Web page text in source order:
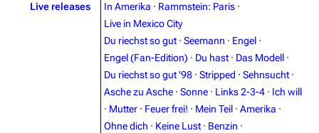
3.4K 12 290.4K
Live releases
In Amerika · Rammstein: Paris ·
Live in Mexico City
Du riechst so gut · Seemann · Engel ·
Engel (Fan-Edition) · Du hast · Das Modell ·
Du riechst so gut '98 · Stripped · Sehnsucht ·
Asche zu Asche · Sonne · Links 2-3-4 · Ich will
· Mutter · Feuer frei! · Mein Teil · Amerika ·
Ohne dich · Keine Lust · Benzin ·